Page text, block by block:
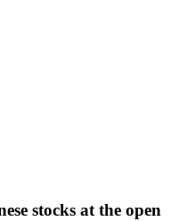
stocks at the open